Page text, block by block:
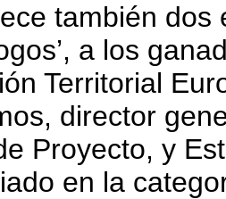
también
a los
Territorial
director
Proyecto, y
en la